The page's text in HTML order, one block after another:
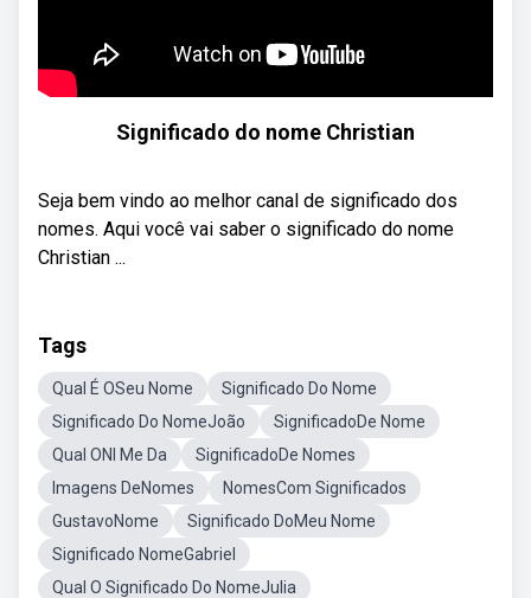
Significado do nome Christian
Seja bem vindo ao melhor canal de significado dos
nomes. Aqui você vai saber o significado do nome
Christian ...
Tags
Qual É OSeu Nome
Significado Do Nome
Significado Do NomeJoão
SignificadoDe Nome
Qual ONI Me Da
SignificadoDe Nomes
Imagens DeNomes
NomesCom Significados
GustavoNome
Significado DoMeu Nome
Significado NomeGabriel
Qual O Significado Do NomeJulia